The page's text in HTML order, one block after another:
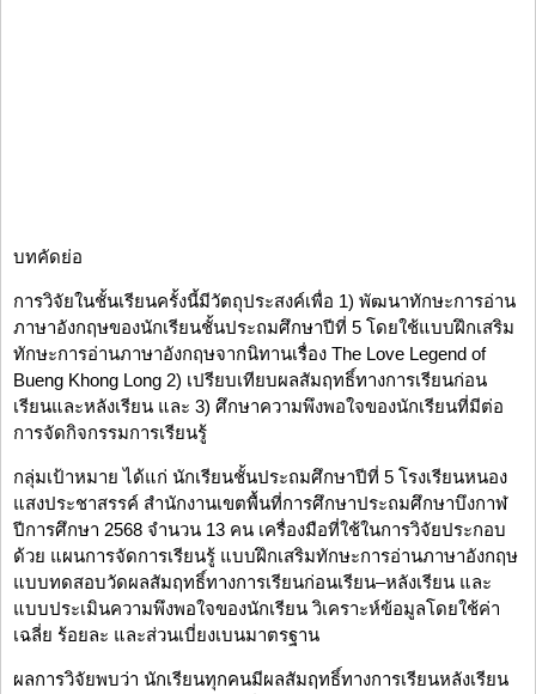
บทคัดย่อ
การวิจัยในชั้นเรียนครั้งนี้มีวัตถุประสงค์เพื่อ 1) พัฒนาทักษะการอ่าน
ภาษาอังกฤษของนักเรียนชั้นประถมศึกษาปีที่ 5 โดยใช้แบบฝึกเสริม
ทักษะการอ่านภาษาอังกฤษจากนิทานเรื่อง The Love Legend of
Bueng Khong Long 2) เปรียบเทียบผลสัมฤทธิ์ทางการเรียนก่อน
เรียนและหลังเรียน และ 3) ศึกษาความพึงพอใจของนักเรียนที่มีต่อ
การจัดกิจกรรมการเรียนรู้
กลุ่มเป้าหมาย ได้แก่ นักเรียนชั้นประถมศึกษาปีที่ 5 โรงเรียนหนอง
แสงประชาสรรค์ สำนักงานเขตพื้นที่การศึกษาประถมศึกษาบึงกาฬ
ปีการศึกษา 2568 จำนวน 13 คน เครื่องมือที่ใช้ในการวิจัยประกอบ
ด้วย แผนการจัดการเรียนรู้ แบบฝึกเสริมทักษะการอ่านภาษาอังกฤษ
แบบทดสอบวัดผลสัมฤทธิ์ทางการเรียนก่อนเรียน–หลังเรียน และ
แบบประเมินความพึงพอใจของนักเรียน วิเคราะห์ข้อมูลโดยใช้ค่า
เฉลี่ย ร้อยละ และส่วนเบี่ยงเบนมาตรฐาน
ผลการวิจัยพบว่า นักเรียนทุกคนมีผลสัมฤทธิ์ทางการเรียนหลังเรียน